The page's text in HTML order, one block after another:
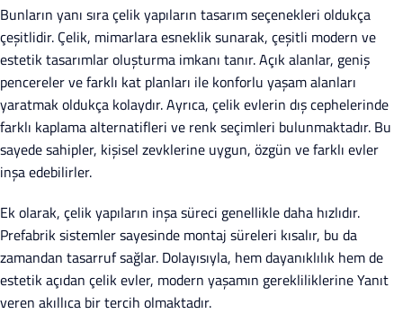
Bunların yanı sıra çelik yapıların tasarım seçenekleri oldukça
çeşitlidir. Çelik, mimarlara esneklik sunarak, çeşitli modern ve
estetik tasarımlar oluşturma imkanı tanır. Açık alanlar, geniş
pencereler ve farklı kat planları ile konforlu yaşam alanları
yaratmak oldukça kolaydır. Ayrıca, çelik evlerin dış cephelerinde
farklı kaplama alternatifleri ve renk seçimleri bulunmaktadır. Bu
sayede sahipler, kişisel zevklerine uygun, özgün ve farklı evler
inşa edebilirler.
Ek olarak, çelik yapıların inşa süreci genellikle daha hızlıdır.
Prefabrik sistemler sayesinde montaj süreleri kısalır, bu da
zamandan tasarruf sağlar. Dolayısıyla, hem dayanıklılık hem de
estetik açıdan çelik evler, modern yaşamın gerekliliklerine Yanıt
veren akıllıca bir tercih olmaktadır.